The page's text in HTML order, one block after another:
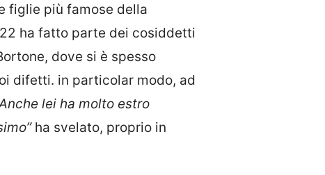
figlie più famose della
ha fatto parte dei cosiddetti
dove si è spesso
difetti. in particolar modo, ad
lei ha molto estro
ha svelato, proprio in